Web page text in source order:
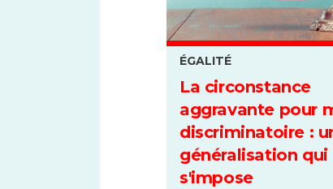
ÉGALITÉ
La circonstance
aggravante pour
discriminatoire :
généralisation qui
s'impose